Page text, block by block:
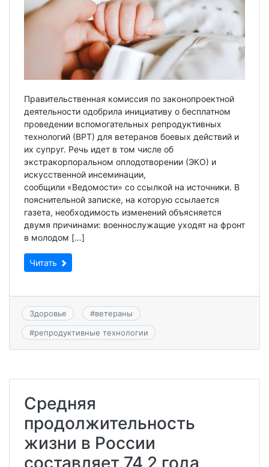
Правительственная комиссия по законопроектной
деятельности одобрила инициативу о бесплатном
проведении вспомогательных репродуктивных
технологий (ВРТ) для ветеранов боевых действий и
их супруг. Речь идет в том числе об
экстракорпоральном оплодотворении (ЭКО) и
искусственной инсеминации,
сообщили «Ведомости» со ссылкой на источники. В
пояснительной записке, на которую ссылается
газета, необходимость изменений объясняется
двумя причинами: военнослужащие уходят на фронт
в молодом […]
Читать
Здоровье #ветераны
#репродуктивные технологии
Средняя
продолжительность
жизни в России